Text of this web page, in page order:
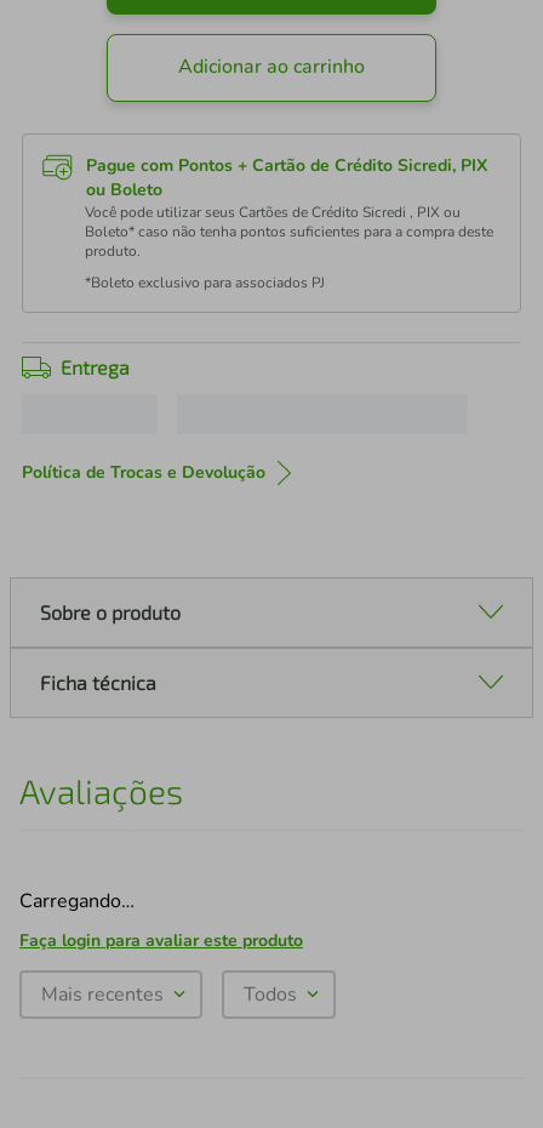
Adicionar ao carrinho
Pague com Pontos + Cartão de Crédito Sicredi, PIX
ou Boleto
Você pode utilizar seus Cartões de Crédito Sicredi , PIX ou
Boleto* caso não tenha pontos suficientes para a compra deste
produto.
*Boleto exclusivo para associados PJ
Entrega
Política de Trocas e Devolução
Sobre o produto
Ficha técnica
Avaliações
Carregando…
Faça login para avaliar este produto
Mais recentes Todos